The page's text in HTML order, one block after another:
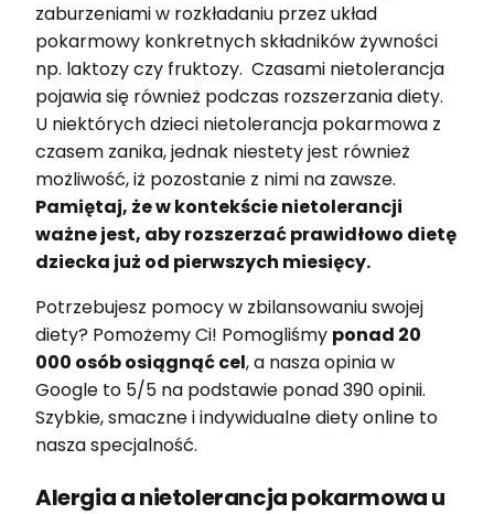
zaburzeniami w rozkładaniu przez układ
pokarmowy konkretnych składników żywności
np. laktozy czy fruktozy. Czasami nietolerancja
pojawia się również podczas rozszerzania diety.
U niektórych dzieci nietolerancja pokarmowa z
czasem zanika, jednak niestety jest również
możliwość, iż pozostanie z nimi na zawsze.
Pamiętaj, że w kontekście nietolerancji
ważne jest, aby rozszerzać prawidłowo dietę
dziecka już od pierwszych miesięcy.
Potrzebujesz pomocy w zbilansowaniu swojej
diety? Pomożemy Ci! Pomogliśmy ponad 20
000 osób osiągnąć cel, a nasza opinia w
Google to 5/5 na podstawie ponad 390 opinii.
Szybkie, smaczne i indywidualne diety online to
nasza specjalność.
Alergia a nietolerancja pokarmowa u